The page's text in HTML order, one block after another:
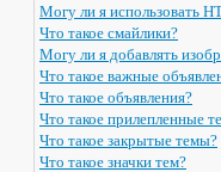
Могу ли я использовать
Что такое смайлики?
Могу ли я добавлять
Что такое важные
Что такое объявления?
Что такое прилепленные
Что такое закрытые темы?
Что такое значки тем?